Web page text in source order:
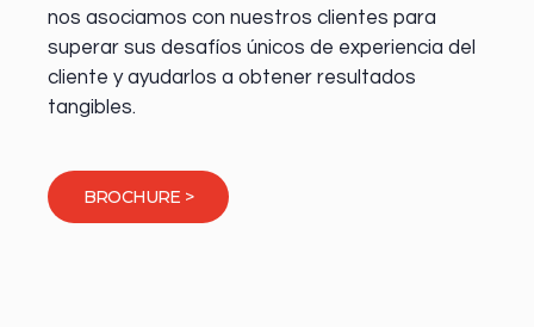
nos asociamos con nuestros clientes para
superar sus desafíos únicos de experiencia del
cliente y ayudarlos a obtener resultados
tangibles.
BROCHURE >